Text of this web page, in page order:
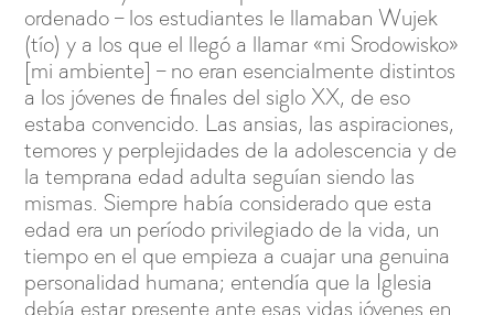
ordenado – los estudiantes le llamaban Wujek
(tío) y a los que el llegó a llamar «mi Srodowisko»
[mi ambiente] – no eran esencialmente distintos
a los jóvenes de finales del siglo XX, de eso
estaba convencido. Las ansias, las aspiraciones,
temores y perplejidades de la adolescencia y de
la temprana edad adulta seguían siendo las
mismas. Siempre había considerado que esta
edad era un período privilegiado de la vida, un
tiempo en el que empieza a cuajar una genuina
personalidad humana; entendía que la Iglesia
debía estar presente ante esas vidas jóvenes en